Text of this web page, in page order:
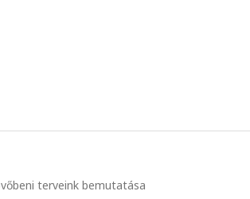
terveink bemutatása